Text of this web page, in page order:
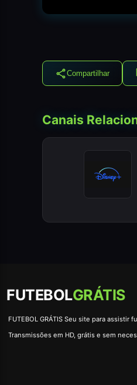
Compartilhar
Canais
FUTEBOLGRÁTIS
FUTEBOL GRÁTIS Seu site para
Transmissões em HD, grátis e sem